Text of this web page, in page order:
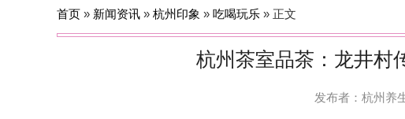
杭州是一座泡在茶香里的城市，而龙井村品茶会所，就是这缕茶香最浓的那一笔。